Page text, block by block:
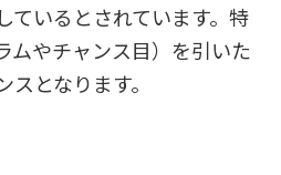
しているとされています。特
ムやチャンス目）を引いた
となります。